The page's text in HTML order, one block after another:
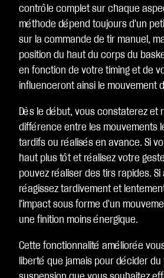
contrôle complet sur chaque
méthode dépend toujours d'un
sur la commande de tir manuel,
position du haut du corps du
en fonction de votre timing et de
influenceront ainsi le mouvement
Dès le début, vous constaterez et
différence entre les mouvements
tardifs ou réalisés en avance. Si
haut plus tôt et réalisez votre
pouvez réaliser des tirs rapides.
réagissez tardivement et
l'impact sous forme d'un
une finition moins énergique.
Cette fonctionnalité améliorée
liberté que jamais pour décider